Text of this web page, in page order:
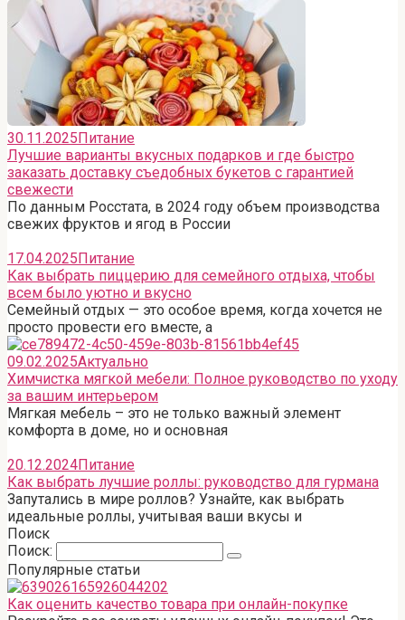
30.11.2025Питание
Лучшие варианты вкусных подарков и где быстро
заказать доставку съедобных букетов с гарантией
свежести
По данным Росстата, в 2024 году объем производства
свежих фруктов и ягод в России
17.04.2025Питание
Как выбрать пиццерию для семейного отдыха, чтобы
всем было уютно и вкусно
Семейный отдых — это особое время, когда хочется не
просто провести его вместе, а
09.02.2025Актуально
Химчистка мягкой мебели: Полное руководство по уходу
за вашим интерьером
Мягкая мебель – это не только важный элемент
комфорта в доме, но и основная
20.12.2024Питание
Как выбрать лучшие роллы: руководство для гурмана
Запутались в мире роллов? Узнайте, как выбрать
идеальные роллы, учитывая ваши вкусы и
Поиск
Поиск:
Популярные статьи
Как оценить качество товара при онлайн-покупке